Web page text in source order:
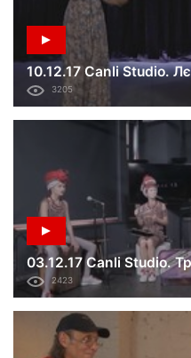
10.12.17 Canli Studio.
3205
03.12.17 Canli Studio.
2423